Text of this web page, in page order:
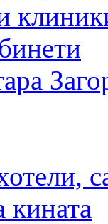
кината